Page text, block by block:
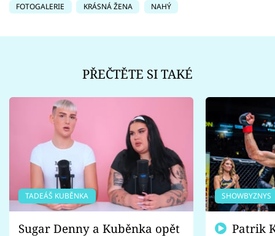
FOTOGALERIE KRÁSNÁ ŽENA NAHÝ
PŘEČTĚTE SI TAKÉ
TADEÁŠ KUBĚNKA
Sugar Denny a Kuběnka opět
SHOWBYZNYS